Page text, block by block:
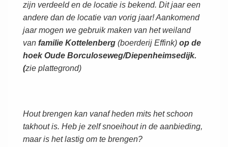
zijn verdeeld en de locatie is bekend. Dit jaar een
andere dan de locatie van vorig jaar! Aankomend
jaar mogen we gebruik maken van het weiland
van familie Kottelenberg (boerderij Effink) op de
hoek Oude Borculoseweg/Diepenheimsedijk.
(zie plattegrond)
Hout brengen kan vanaf heden mits het schoon
takhout is. Heb je zelf snoeihout in de aanbieding,
maar is het lastig om te brengen?